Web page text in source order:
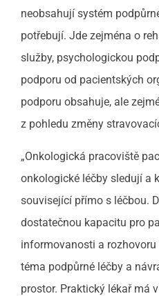
neobsahují systém
potřebují. Jde zejména o
služby, psychologickou
podporu od pacientských
podporu obsahuje, ale
z pohledu změny
„Onkologická pracoviště
onkologické léčby sledují a
související přímo s léčbou.
dostatečnou kapacitu pro
informovanosti a
téma podpůrné léčby a
prostor. Praktický lékař má